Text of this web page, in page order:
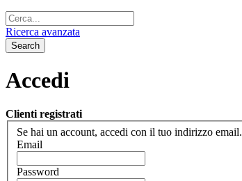
Ricerca avanzata
Search
Accedi
Clienti registrati
Se hai un account, accedi con il tuo indirizzo email.
Email
Password